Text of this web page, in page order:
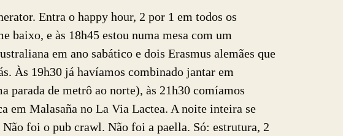
Entra o happy hour, 2 por 1 em todos os
baixo, e às 18h45 estou numa mesa com um
em ano sabático e dois Erasmus alemães que
Às 19h30 já havíamos combinado jantar em
parada de metrô ao norte), às 21h30 comíamos
em Malasaña no La Via Lactea. A noite inteira se
foi o pub crawl. Não foi a paella. Só: estrutura, 2